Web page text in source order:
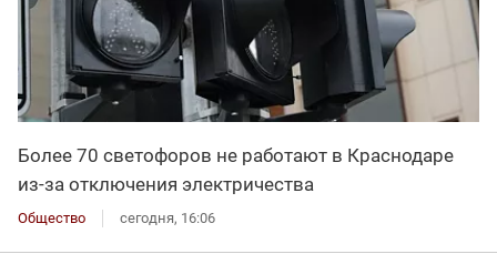
Более 70 светофоров не работают в Краснодаре
из-за отключения электричества
Общество сегодня, 16:06